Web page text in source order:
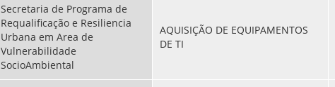
Secretaria de Programa de
Requalificação e Resiliencia
Urbana em Area de
Vulnerabilidade
SocioAmbiental
AQUISIÇÃO DE EQUIPAMENTOS
DE TI